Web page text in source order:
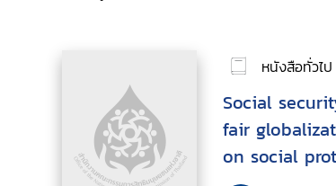
หนังสือทั่วไป
Social
fair
on social